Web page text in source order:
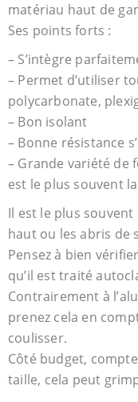
matériau haut de
Ses points forts :
– S’intègre
– Permet d’utiliser
polycarbonate,
– Bon isolant
– Bonne résistance
– Grande variété de
est le plus souvent
Il est le plus
haut ou les abris de
Pensez à bien
qu’il est traité
Contrairement à
prenez cela en
coulisser.
Côté budget,
taille, cela peut